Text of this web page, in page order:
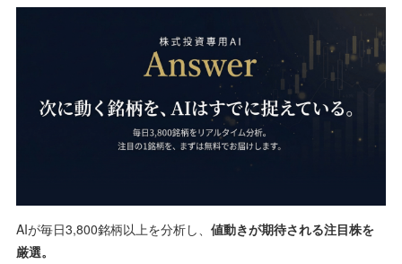
AIが毎日3,800銘柄以上を分析し、 値動きが期待される注目株を
厳選。